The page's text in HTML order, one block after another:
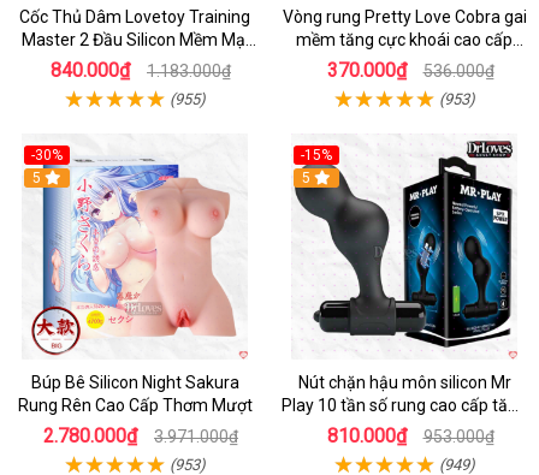
Cốc Thủ Dâm Lovetoy Training
Master 2 Đầu Silicon Mềm Mại
Tiện Lợi
840.000₫ 1.183.000₫
(955)
Vòng rung Pretty Love Cobra gai
mềm tăng cực khoái cao cấp
chính hãng
370.000₫ 536.000₫
(953)
-30%
Hot
5
Búp Bê Silicon Night Sakura
Rung Rên Cao Cấp Thơm Mượt
2.780.000₫ 3.971.000₫
(953)
-15%
Hot
5
Nút chặn hậu môn silicon Mr
Play 10 tần số rung cao cấp tăng
khoái cảm
810.000₫ 953.000₫
(949)